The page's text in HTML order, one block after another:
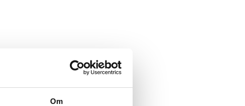
Om
Wine